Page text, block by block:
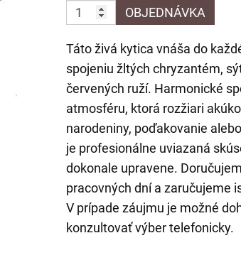
OBJEDNÁVKA
Táto živá kytica vnáša do
spojeniu žltých chryzantém,
červených ruží. Harmonické
atmosféru, ktorá rozžiari
narodeniny, poďakovanie
je profesionálne uviazaná
dokonale upravene.
pracovných dní a zaručujeme
V prípade záujmu je možné
konzultovať výber telefonicky.